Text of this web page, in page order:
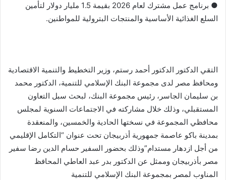
● برنامج عمل مشترك لعام 2026 بقيمة 1.5 مليار دولار لتأمين
السلع الغذائية الأساسية والمنتجات البترولية للمواطنين.
التقي الدكتور الدكتور أحمد رستم، وزير التخطيط والتنمية الاقتصادية
ومحافظ مصر لدى مجموعة البنك الإسلامي للتنمية، الدكتور محمد
بن سليمان الجاسر، رئيس مجموعة البنك، لبحث سبل التعاون
المستقبلي، وذلك خلال مشاركته في الاجتماعات السنوية لمجلس
محافظي المجموعة في نسختها الحادية والخمسين، والمنعقدة
بمدينة باكو عاصمة جمهورية أذربيجان تحت عنوان “التكامل الإقليمي
من أجل ازدهار مستدام”وذلك بحضور السفير حسام الدين رضا سفير
مصر بأذربيجان وممثل عن الدكتور بدر عبد العاطي المحافظ
المناوب لمصر بمجموعة البنك الإسلامي للتنمية